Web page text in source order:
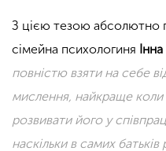
З цією тезою абсолютно
сімейна психологиня
повністю взяти на себе
мислення, найкраще
розвивати його у
наскільки в самих